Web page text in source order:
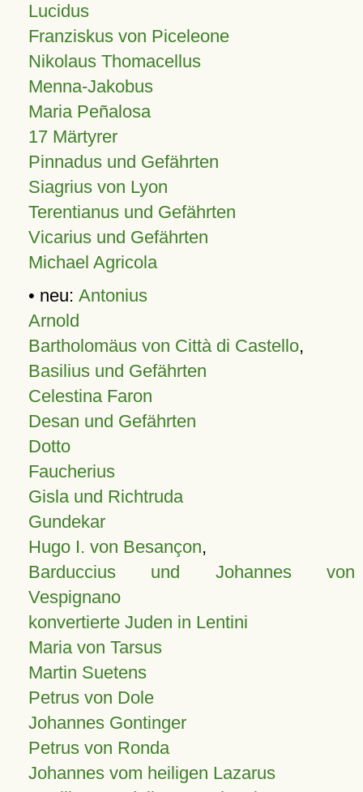
Lucidus
Franziskus von Piceleone
Nikolaus Thomacellus
Menna-Jakobus
Maria Peñalosa
17 Märtyrer
Pinnadus und Gefährten
Siagrius von Lyon
Terentianus und Gefährten
Vicarius und Gefährten
Michael Agricola
• neu: Antonius
Arnold
Bartholomäus von Città di Castello,
Basilius und Gefährten
Celestina Faron
Desan und Gefährten
Dotto
Faucherius
Gisla und Richtruda
Gundekar
Hugo I. von Besançon,
Barduccius und Johannes von
Vespignano
konvertierte Juden in Lentini
Maria von Tarsus
Martin Suetens
Petrus von Dole
Johannes Gontinger
Petrus von Ronda
Johannes vom heiligen Lazarus